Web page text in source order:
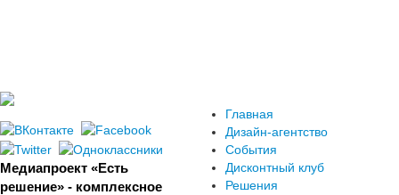
Медиапроект «Есть
решение» - комплексное
Главная
Дизайн-агентство
События
Дисконтный клуб
Решения